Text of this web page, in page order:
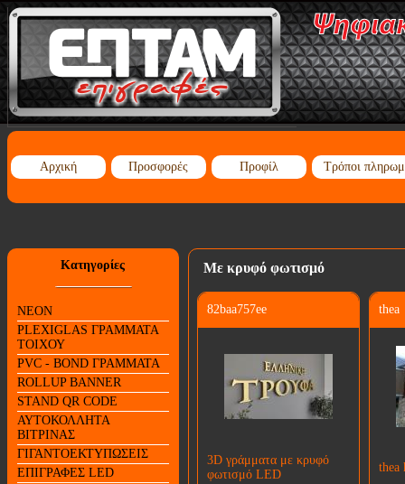
Αρχική Προσφορές Προφίλ Τρόποι
Κατηγορίες
NEON
PLEXIGLAS ΓΡΑΜΜΑΤΑ
ΤΟΙΧΟΥ
PVC - BOND ΓΡΑΜΜΑΤΑ
ROLLUP BANNER
STAND QR CODE
ΑΥΤΟΚΟΛΛΗΤΑ
ΒΙΤΡΙΝΑΣ
ΓΙΓΑΝΤΟΕΚΤΥΠΩΣΕΙΣ
ΕΠΙΓΡΑΦΕΣ LED
Με κρυφό φωτισμό
82baa757ee
3D γράμματα με κρυφό
φωτισμό LED
thea
thea